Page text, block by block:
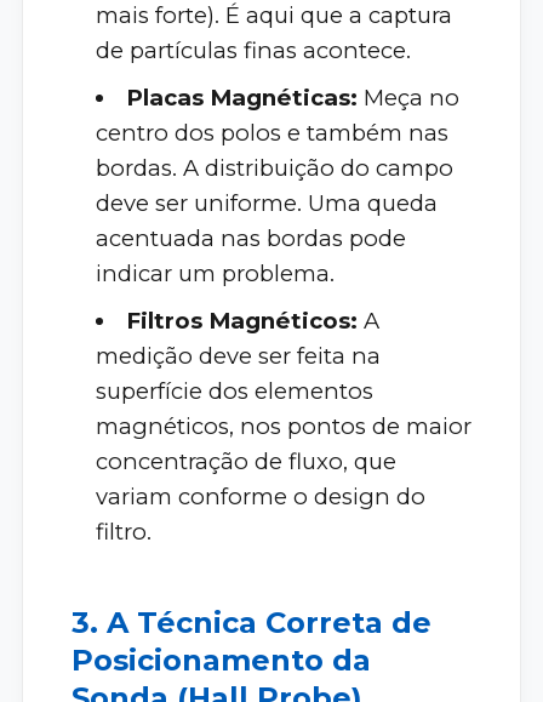
mais forte). É aqui que a captura
de partículas finas acontece.
Placas Magnéticas: Meça no
centro dos polos e também nas
bordas. A distribuição do campo
deve ser uniforme. Uma queda
acentuada nas bordas pode
indicar um problema.
Filtros Magnéticos: A
medição deve ser feita na
superfície dos elementos
magnéticos, nos pontos de maior
concentração de fluxo, que
variam conforme o design do
filtro.
3. A Técnica Correta de
Posicionamento da